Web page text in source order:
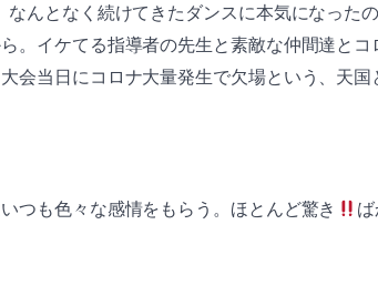
んとなく続けてきたダンスに本気になった
。イケてる指導者の先生と素敵な仲間達とコ
会当日にコロナ大量発生で欠場という、天
つも色々な感情をもらう。ほとんど驚き ば